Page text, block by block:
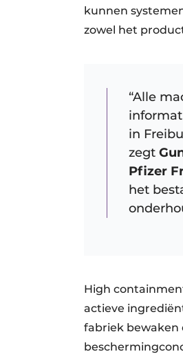
kunnen
zowel het
“Alle
in
zegt
Pfizer
het
High
actieve
fabriek bewaken